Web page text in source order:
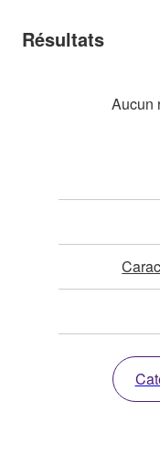
Résultats
Aucun